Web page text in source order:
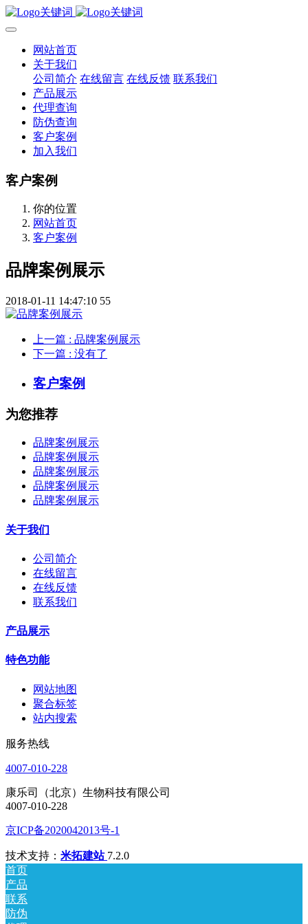
网站首页
关于我们
公司简介 在线留言 在线反馈 联系我们
产品展示
代理查询
防伪查询
客户案例
加入我们
客户案例
你的位置
网站首页
客户案例
品牌案例展示
2018-01-11 14:47:10 55
上一篇 : 品牌案例展示
下一篇 : 没有了
客户案例
为您推荐
品牌案例展示
品牌案例展示
品牌案例展示
品牌案例展示
品牌案例展示
关于我们
公司简介
在线留言
在线反馈
联系我们
产品展示
特色功能
网站地图
聚合标签
站内搜索
服务热线
4007-010-228
康乐司（北京）生物科技有限公司
4007-010-228
京ICP备2020042013号-1
技术支持： 米拓建站 7.2.0
首页
产品
联系
防伪